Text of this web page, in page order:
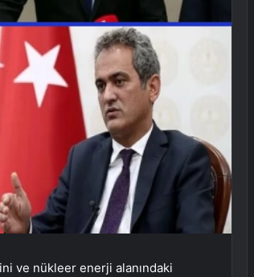
ve nükleer enerji alanındaki